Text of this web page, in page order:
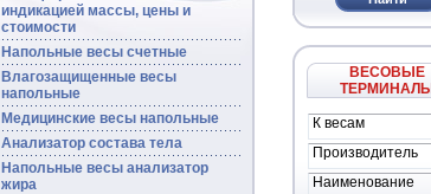
индикацией массы, цены и
стоимости
Напольные весысчетные
Влагозащищенные весы
напольные
Медицинские весынапольные
Анализатор состава тела
Напольные весыанализатор
жира
ВЕСОВЫЕ
ТЕРМИНАЛЫ
К весам
проиводителя
Производитель
Наименование